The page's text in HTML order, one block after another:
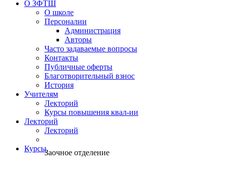
О ЗФТШ
О школе
Персоналии
Администрация
Авторы
Часто задаваемые вопросы
Контакты
Публичные оферты
Благотворительный взнос
История
Учителям
Лекторий
Курсы повышения квал-ии
Лекторий
Лекторий
КурсыЗаочное отделение